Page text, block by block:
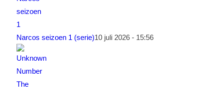
Narcos seizoen 1 (serie)10 juli 2026 - 15:56